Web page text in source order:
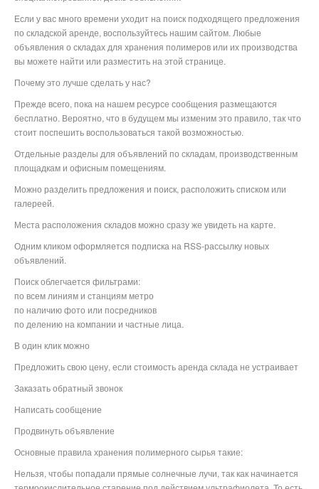
Если у вас много времени уходит на поиск подходящего предложения
по складской аренде, воспользуйтесь нашим сайтом. Любые
объявления о складах для хранения полимеров или их производства
вы можете найти или разместить на этой странице.
Почему это лучше сделать у нас?
Прежде всего, пока на нашем ресурсе сообщения размещаются
бесплатно. Вероятно, что в будущем мы изменим это правило, так что
стоит поспешить воспользоваться такой возможностью.
Отдельные разделы для объявлений по складам, производственным
площадкам и офисным помещениям.
Можно разделить предложения и поиск, расположить списком или
галереей.
Места расположения складов можно сразу же увидеть на карте.
Одним кликом оформляется подписка на RSS-рассылку новых
объявлений.
Поиск облегчается фильтрами:
по всем линиям и станциям метро
по наличию фото или посредников
по делению на компании и частные лица.
В один клик можно
Предложить свою цену, если стоимость аренда склада не устраивает
Заказать обратный звонок
Написать сообщение
Продвинуть объявление
Основные правила хранения полимерного сырья такие:
Нельзя, чтобы попадали прямые солнечные лучи, так как начинается